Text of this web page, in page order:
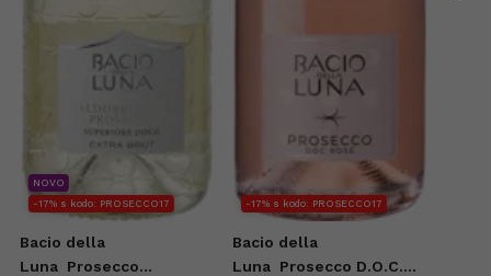
NOVO
-17% s kodo: PROSECCO17
Bacio della
Luna Prosecco
-17% s kodo: PROSECCO17
Bacio della
Luna Prosecco D.O.C.